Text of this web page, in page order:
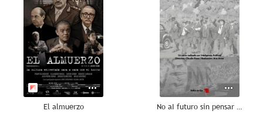
El almuerzo No aI futuro sin pensar el pasado